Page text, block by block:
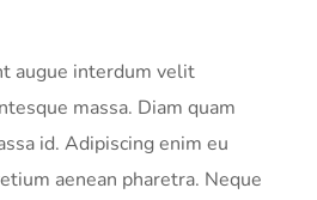
augue interdum velit
massa. Diam quam
id. Adipiscing enim eu
aenean pharetra. Neque